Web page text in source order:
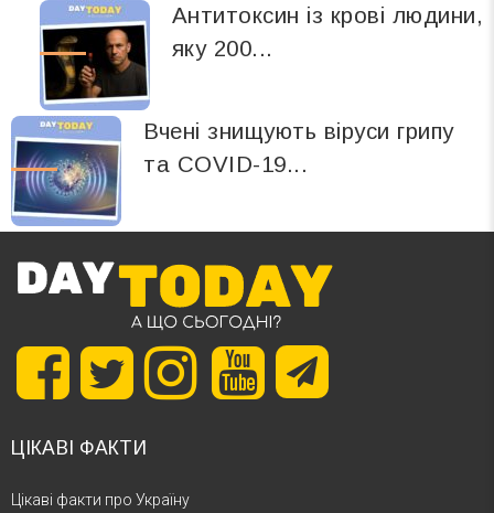
Антитоксин із крові людини,
яку 200...
Вчені знищують віруси грипу
та COVID-19...
ЦІКАВІ ФАКТИ
Цікаві факти про Україну